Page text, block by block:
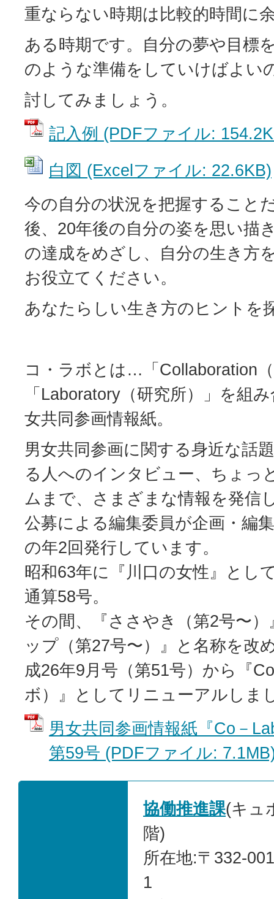
重ならない時期は比較的時間に
ある時期です。自分の夢や目標
のような準備をしていけばよい
討してみましょう。
記入例 (PDFファイル:
白図 (Excelファイル: 22.6KB)
今の自分の状況を把握すること
後、20年後の自分の姿を思い描
の達成をめざし、自分の生き方
お役立てください。
あなたらしい生き方のヒントを
コ・ラボとは…「Collaboration
「Laboratory（研究所）」を組
女共同参画情報紙。
男女共同参画に関する身近な話
る人へのインタビュー、ちょっ
ムまで、さまざまな情報を発信
公募による編集委員が企画・編
の年2回発行しています。
昭和63年に『川口の女性』とし
通算58号。
その間、『ささやき（第2号〜
ップ（第27号〜）』と名称を改
成26年9月号（第51号）から『
ボ）』としてリニューアルしま
男女共同参画情報紙『Co－
第59号 (PDFファイル:
協働推進課(キュ
階)
所在地:〒332-
1